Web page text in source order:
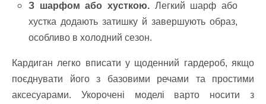
З шарфом або хусткою. Легкий шарф або
хустка додають затишку й завершують образ,
особливо в холодний сезон.
Кардиган легко вписати у щоденний гардероб, якщо
поєднувати його з базовими речами та простими
аксесуарами. Укорочені моделі варто носити з